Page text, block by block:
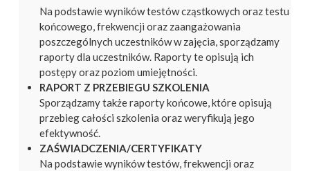
Na podstawie wyników testów cząstkowych oraz testu
końcowego, frekwencji oraz zaangażowania
poszczególnych uczestników w zajęcia, sporządzamy
raporty dla uczestników. Raporty te opisują ich
postępy oraz poziom umiejętności.
RAPORT Z PRZEBIEGU SZKOLENIA
Sporządzamy także raporty końcowe, które opisują
przebieg całości szkolenia oraz weryfikują jego
efektywność.
ZAŚWIADCZENIA/CERTYFIKATY
Na podstawie wyników testów, frekwencji oraz